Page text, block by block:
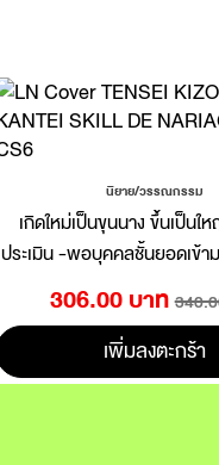
นิยาย/วรรณกรรม
เกิดใหม่เป็นขุนนาง ขึ้นเป็น
ประเมิน -พอบุคคลชั้นยอดเข้า
อกง่อยที่รับสืบทอดก็กลายเป็นแ
(นิยาย) เล่ม 4
306.00 บาท
เพิ่มลงตะกร้า